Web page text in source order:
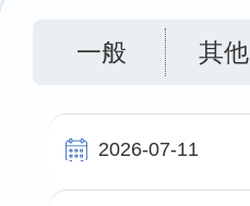
一般 其他
2026-07-11